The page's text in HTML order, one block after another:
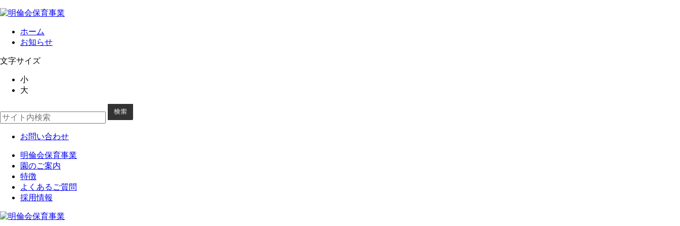
ホーム
お知らせ
文字サイズ
小
大
お問い合わせ
明倫会保育事業
園のご案内
特徴
よくあるご質問
採用情報